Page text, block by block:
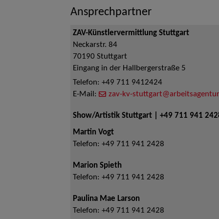
Ansprechpartner
ZAV-Künstlervermittlung Stuttgart
Neckarstr. 84
70190 Stuttgart
Eingang in der Hallbergerstraße 5
Telefon: +49 711 9412424
E-Mail:
zav-kv-
Show/Artistik Stuttgart | +49 711 941
Martin Vogt
Telefon: +49 711 941 2428
Marion Spieth
Telefon: +49 711 941 2428
Paulina Mae Larson
Telefon: +49 711 941 2428